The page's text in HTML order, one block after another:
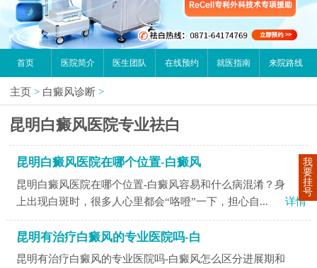
首页 医院简介 医生团队 在线预约 就医指南 来院路线
主页 > 白癜风诊断 >
昆明白癜风医院专业祛白
昆明白癜风医院在哪个位置-白癜风
昆明白癜风医院在哪个位置-白癜风容易和什么病混淆？身
上出现白斑时，很多人心里都会“咯噔”一下，担心自...
详情
昆明有治疗白癜风的专业医院吗-白
昆明有治疗白癜风的专业医院吗-白癜风怎么区分进展期和
我
要
挂
号